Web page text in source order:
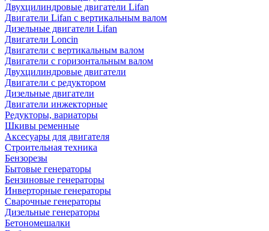
Двухцилиндровые двигатели Lifan
Двигатели Lifan с вертикальным валом
Дизельные двигатели Lifan
Двигатели Loncin
Двигатели с вертикальным валом
Двигатели с горизонтальным валом
Двухцилиндровые двигатели
Двигатели с редуктором
Дизельные двигатели
Двигатели инжекторные
Редукторы, вариаторы
Шкивы ременные
Аксесуары для двигателя
Строительная техника
Бензорезы
Бытовые генераторы
Бензиновые генераторы
Инверторные генераторы
Сварочные генераторы
Дизельные генераторы
Бетономешалки